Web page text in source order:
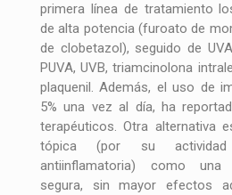
primera línea de tratamiento
de alta potencia (furoato de
de clobetazol), seguido de
PUVA, UVB, triamcinolona
plaquenil. Además, el uso de
5% una vez al día, ha
terapéuticos. Otra alternativa
tópica (por su actividad
antiinflamatoria) como una
segura, sin mayor efectos